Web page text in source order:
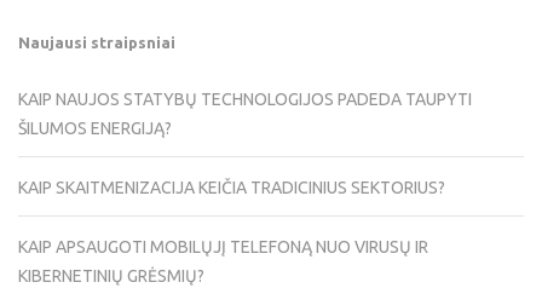
Naujausi straipsniai
KAIP NAUJOS STATYBŲ TECHNOLOGIJOS PADEDA TAUPYTI
ŠILUMOS ENERGIJĄ?
KAIP SKAITMENIZACIJA KEIČIA TRADICINIUS SEKTORIUS?
KAIP APSAUGOTI MOBILŲJĮ TELEFONĄ NUO VIRUSŲ IR
KIBERNETINIŲ GRĖSMIŲ?